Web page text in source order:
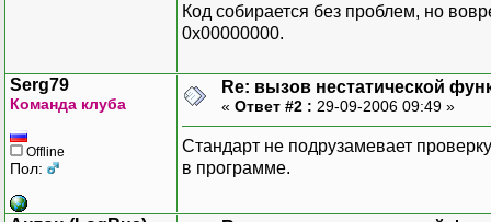
Код собирается без проблем, но
0x00000000.
Serg79
Команда клуба
Offline
Пол:
Re: вызов нестатической
« Ответ #2 : 29-09-2006 09:49 »
Стандарт не подрузамевает
в программе.